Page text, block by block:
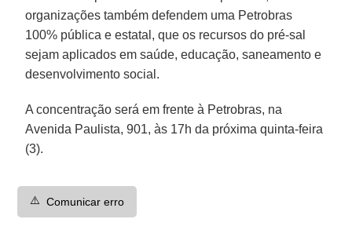
organizações também defendem uma Petrobras
100% pública e estatal, que os recursos do pré-sal
sejam aplicados em saúde, educação, saneamento e
desenvolvimento social.
A concentração será em frente à Petrobras, na
Avenida Paulista, 901, às 17h da próxima quinta-feira
(3).
⚠️ Comunicar erro